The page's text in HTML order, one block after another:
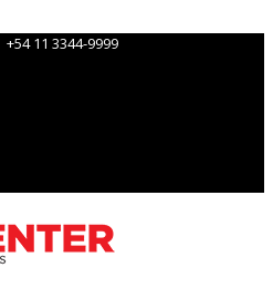
11 3344-9999